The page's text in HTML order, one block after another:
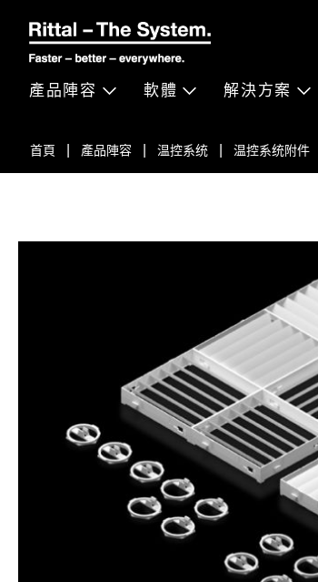
首頁 產品陣容 温控系统 温控系统附件
產品陣容 軟體 解決方案